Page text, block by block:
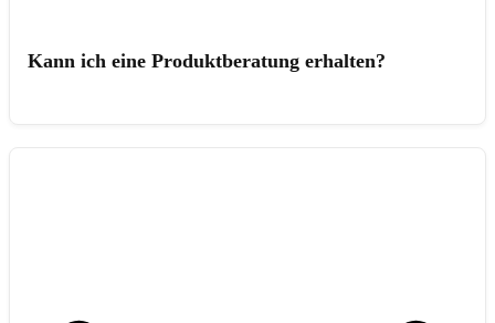
Kann ich eine Produktberatung erhalten?